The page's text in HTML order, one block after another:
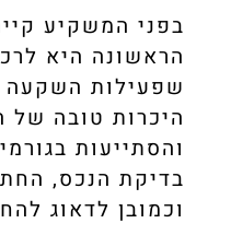
בפני המשקיע
הראשונה היא
שפעילות השקעה
היכרות טובה
והסתייעות
בדיקת הנכס,
וכמובן לדאוג